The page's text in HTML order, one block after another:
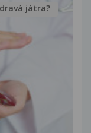
játra?